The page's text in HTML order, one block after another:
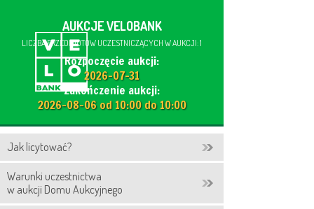
AUKCJE VELOBANK
LICZBA PRZEDMIOTÓW UCZESTNICZĄCYCH W AUKCJI: 1
Rozpoczęcie aukcji:
2026-07-31
Zakończenie aukcji:
2026-08-06 od 10:00 do 10:00
Jak licytować?
Warunki uczestnictwa
w aukcji Domu Aukcyjnego